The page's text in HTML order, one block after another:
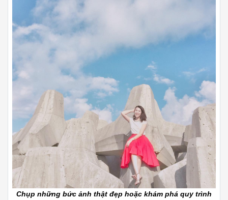
Chụp những bức ảnh thật đẹp hoặc khám phá quy trình